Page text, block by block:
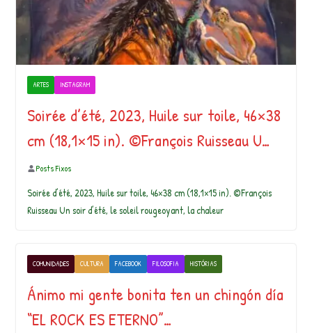
ARTES INSTAGRAM
Soirée d’été, 2023, Huile sur toile, 46×38
cm (18,1×15 in). ©François Ruisseau U…
Posts Fixos
Soirée d’été, 2023, Huile sur toile, 46×38 cm (18,1×15 in). ©François
Ruisseau Un soir d’été, le soleil rougeoyant, la chaleur
COMUNIDADES CULTURA FACEBOOK FILOSOFIA HISTÓRIAS
Ánimo mi gente bonita ten un chingón día
“EL ROCK ES ETERNO”…